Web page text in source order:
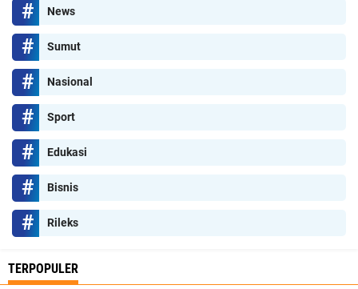
News
Sumut
Nasional
Sport
Edukasi
Bisnis
Rileks
TERPOPULER